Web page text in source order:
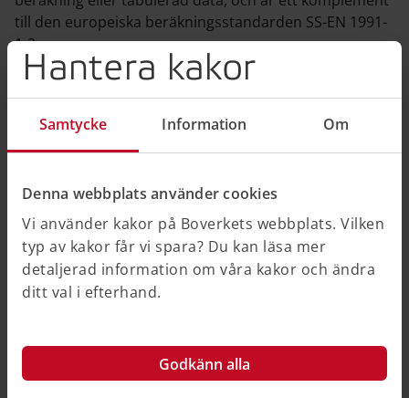
Hantera kakor
Samtycke Information Om
Denna webbplats använder cookies
Vi använder kakor på Boverkets webbplats. Vilken
typ av kakor får vi spara? Du kan läsa mer
detaljerad information om våra kakor och ändra
ditt val i efterhand.
Godkänn alla
till den europeiska beräkningsstandarden SS-EN 1991-
1-2.
konstruktioner.
allmänt råd, Boverkets allmänna råd (2013:11) om
brandbelastning, BBRBE 1 se, "Relaterad information".
Boverkets allmänna råd (2013:11) om
brandbelastning (i Boverkets